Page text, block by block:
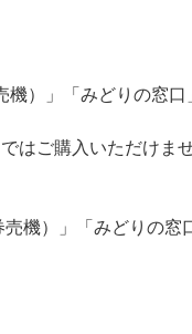
）」「みどりの窓
はご購入いただけませ
機）」「みどりの窓